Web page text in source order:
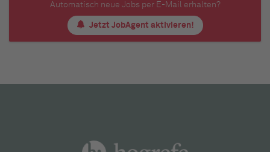
Automatisch neue Jobs per E-Mail erhalten?
Jetzt JobAgent aktivieren!